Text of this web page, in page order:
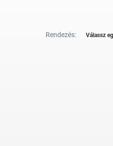
Rendezés: Válassz